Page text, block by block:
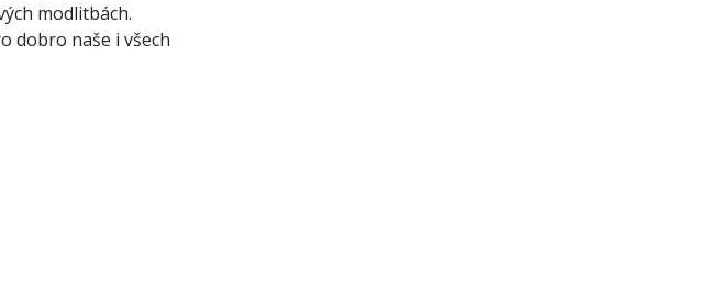
modlitbách.
dobro naše i všech